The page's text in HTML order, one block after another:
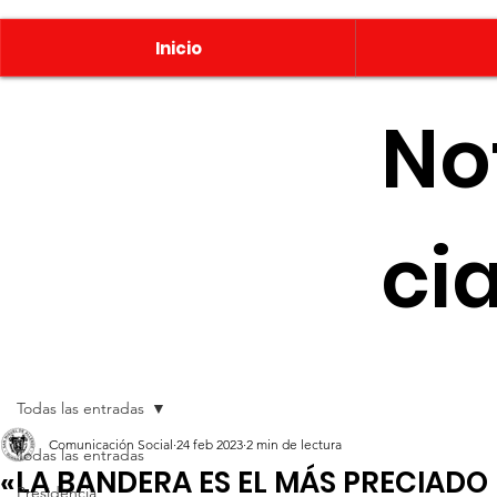
Todas las entradas
Presidencia
Todas las entradas
«LA BANDERA ES EL MÁS PRECIADO
Comunicación Social 24 feb 2023 2 min de lectura
Inicio